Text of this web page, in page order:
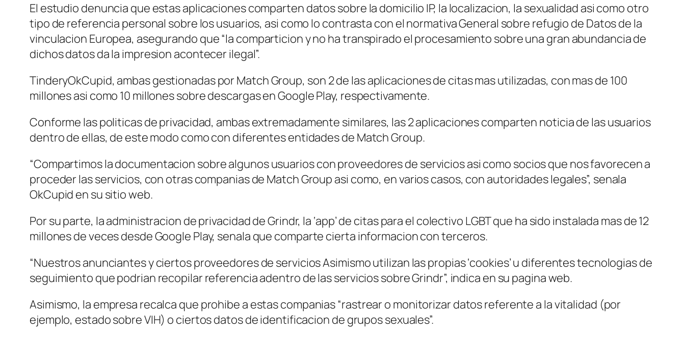
El estudio denuncia que estas aplicaciones comparten datos sobre la domicilio IP, la localizacion, la sexualidad asi­ como otro
tipo de referencia personal sobre los usuarios, asi­ como lo contrasta con el normativa General sobre refugio de Datos de la
vinculacion Europea, asegurando que “la comparticion y no ha transpirado el procesamiento sobre una gran abundancia de
dichos datos da la impresion acontecer ilegal”.
TinderyOkCupid, ambas gestionadas por Match Group, son 2 de las aplicaciones de citas mas utilizadas, con mas de 100
millones asi­ como 10 millones sobre descargas en Google Play, respectivamente.
Conforme las politicas de privacidad, ambas extremadamente similares, las 2 aplicaciones comparten noticia de las usuarios
dentro de ellas, de este modo como con diferentes entidades de Match Group.
“Compartimos la documentacion sobre algunos usuarios con proveedores de servicios asi­ como socios que nos favorecen a
proceder las servicios, con otras companias de Match Group asi­ como, en varios casos, con autoridades legales”, senala
OkCupid en su sitio web.
Por su parte, la administracion de privacidad de Grindr, la ‘app’ de citas para el colectivo LGBT que ha sido instalada mas de 12
millones de veces desde Google Play, senala que comparte cierta informacion con terceros.
“Nuestros anunciantes y ciertos proveedores de servicios Asimismo utilizan las propias ‘cookies’ u diferentes tecnologias de
seguimiento que podri­an recopilar referencia adentro de las servicios sobre Grindr”, indica en su pagina web.
Asimismo, la empresa recalca que prohibe a estas companias “rastrear o monitorizar datos referente a la vitalidad (por
ejemplo, estado sobre VIH) o ciertos datos de identificacion de grupos sexuales”.